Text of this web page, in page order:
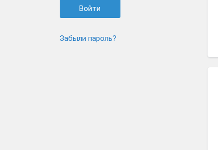
Забыли пароль?